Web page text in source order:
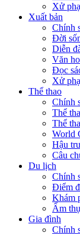
Xử
Xuất bản
Chính
Đời
Diễn
Văn
Đọc
Xử
Thể thao
Chính
Thể
Thể
World
Hậu
Câu
Du lịch
Chính
Điểm
Khám
Ẩm
Gia đình
Chính